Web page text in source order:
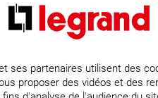
aux normes de
l’électricité implique la
de votre famille et de vos
ses partenaires utilisent des
proposer des vidéos et des